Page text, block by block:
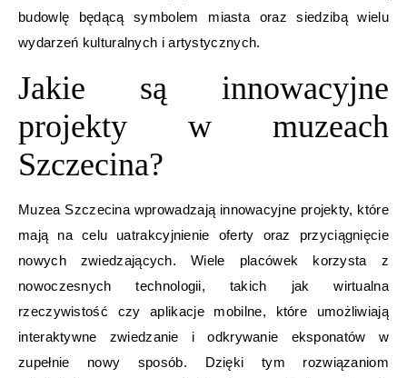
budowlę będącą symbolem miasta oraz siedzibą wielu
wydarzeń kulturalnych i artystycznych.
Jakie są innowacyjne
projekty w muzeach
Szczecina?
Muzea Szczecina wprowadzają innowacyjne projekty, które
mają na celu uatrakcyjnienie oferty oraz przyciągnięcie
nowych zwiedzających. Wiele placówek korzysta z
nowoczesnych technologii, takich jak wirtualna
rzeczywistość czy aplikacje mobilne, które umożliwiają
interaktywne zwiedzanie i odkrywanie eksponatów w
zupełnie nowy sposób. Dzięki tym rozwiązaniom